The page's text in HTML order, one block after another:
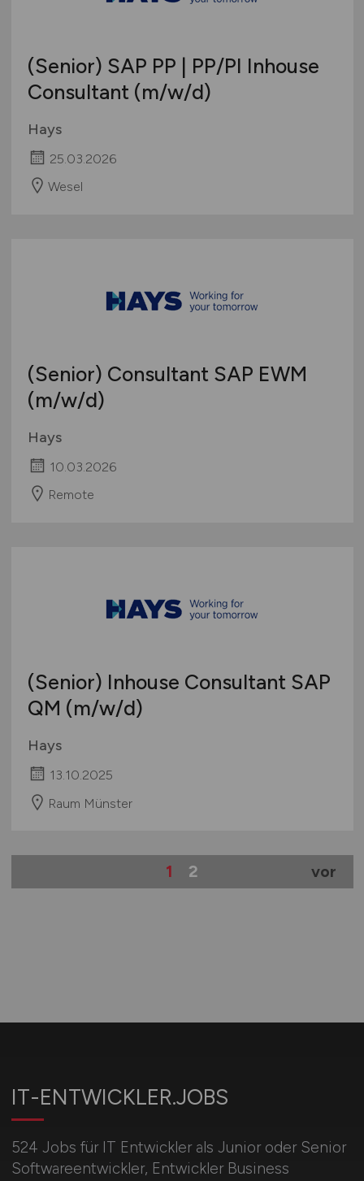
(Senior) SAP PP | PP/PI Inhouse
Consultant (m/w/d)
Hays
25.03.2026
Wesel
(Senior) Consultant SAP EWM
(m/w/d)
Hays
10.03.2026
Remote
(Senior) Inhouse Consultant SAP
QM (m/w/d)
Hays
13.10.2025
Raum Münster
1 2 vor
IT-ENTWICKLER.JOBS
524 Jobs für IT Entwickler als Junior oder Senior
Softwareentwickler, Entwickler Business